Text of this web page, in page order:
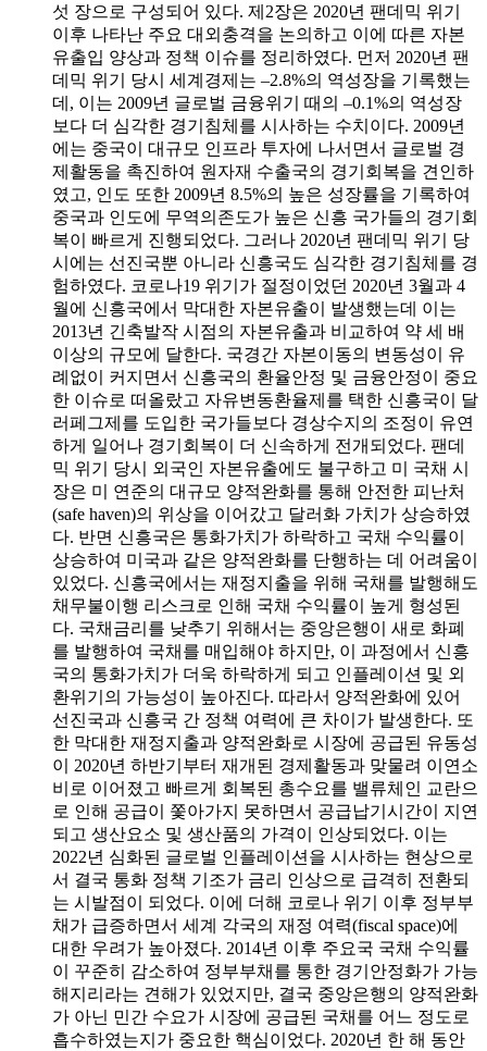
섯 장으로 구성되어 있다. 제2장은 2020년 팬데믹 위기
이후 나타난 주요 대외충격을 논의하고 이에 따른 자본
유출입 양상과 정책 이슈를 정리하였다. 먼저 2020년 팬
데믹 위기 당시 세계경제는 –2.8%의 역성장을 기록했는
데, 이는 2009년 글로벌 금융위기 때의 –0.1%의 역성장
보다 더 심각한 경기침체를 시사하는 수치이다. 2009년
에는 중국이 대규모 인프라 투자에 나서면서 글로벌 경
제활동을 촉진하여 원자재 수출국의 경기회복을 견인하
였고, 인도 또한 2009년 8.5%의 높은 성장률을 기록하여
중국과 인도에 무역의존도가 높은 신흥 국가들의 경기회
복이 빠르게 진행되었다. 그러나 2020년 팬데믹 위기 당
시에는 선진국뿐 아니라 신흥국도 심각한 경기침체를 경
험하였다. 코로나19 위기가 절정이었던 2020년 3월과 4
월에 신흥국에서 막대한 자본유출이 발생했는데 이는
2013년 긴축발작 시점의 자본유출과 비교하여 약 세 배
이상의 규모에 달한다. 국경간 자본이동의 변동성이 유
례없이 커지면서 신흥국의 환율안정 및 금융안정이 중요
한 이슈로 떠올랐고 자유변동환율제를 택한 신흥국이 달
러페그제를 도입한 국가들보다 경상수지의 조정이 유연
하게 일어나 경기회복이 더 신속하게 전개되었다. 팬데
믹 위기 당시 외국인 자본유출에도 불구하고 미 국채 시
장은 미 연준의 대규모 양적완화를 통해 안전한 피난처
(safe haven)의 위상을 이어갔고 달러화 가치가 상승하였
다. 반면 신흥국은 통화가치가 하락하고 국채 수익률이
상승하여 미국과 같은 양적완화를 단행하는 데 어려움이
있었다. 신흥국에서는 재정지출을 위해 국채를 발행해도
채무불이행 리스크로 인해 국채 수익률이 높게 형성된
다. 국채금리를 낮추기 위해서는 중앙은행이 새로 화폐
를 발행하여 국채를 매입해야 하지만, 이 과정에서 신흥
국의 통화가치가 더욱 하락하게 되고 인플레이션 및 외
환위기의 가능성이 높아진다. 따라서 양적완화에 있어
선진국과 신흥국 간 정책 여력에 큰 차이가 발생한다. 또
한 막대한 재정지출과 양적완화로 시장에 공급된 유동성
이 2020년 하반기부터 재개된 경제활동과 맞물려 이연소
비로 이어졌고 빠르게 회복된 총수요를 밸류체인 교란으
로 인해 공급이 쫓아가지 못하면서 공급납기시간이 지연
되고 생산요소 및 생산품의 가격이 인상되었다. 이는
2022년 심화된 글로벌 인플레이션을 시사하는 현상으로
서 결국 통화 정책 기조가 금리 인상으로 급격히 전환되
는 시발점이 되었다. 이에 더해 코로나 위기 이후 정부부
채가 급증하면서 세계 각국의 재정 여력(fiscal space)에
대한 우려가 높아졌다. 2014년 이후 주요국 국채 수익률
이 꾸준히 감소하여 정부부채를 통한 경기안정화가 가능
해지리라는 견해가 있었지만, 결국 중앙은행의 양적완화
가 아닌 민간 수요가 시장에 공급된 국채를 어느 정도로
흡수하였는지가 중요한 핵심이었다. 2020년 한 해 동안